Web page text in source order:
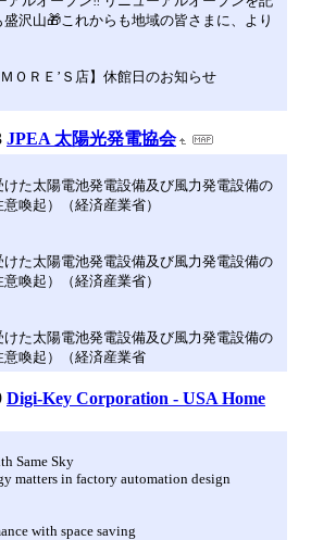
沢山🎁これからも地域の皆さまに、より
ＯＲＥ’Ｓ店】休館日のお知らせ
JPEA 太陽光発電協会
た太陽電池発電設備及び風力発電設備の
喚起）（経済産業省）
た太陽電池発電設備及び風力発電設備の
喚起）（経済産業省）
た太陽電池発電設備及び風力発電設備の
喚起）（経済産業省
Digi-Key Corporation - USA Home
Same Sky
matters in factory automation design
with space saving